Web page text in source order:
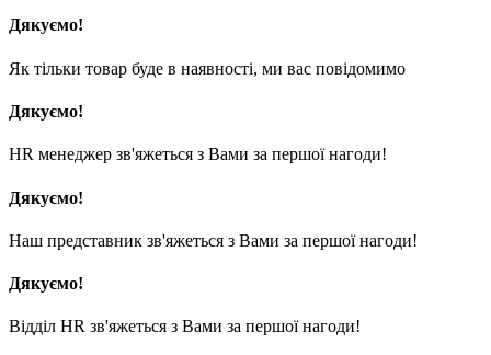
Дякуємо!
Як тільки товар буде в наявності, ми вас повідомимо
Дякуємо!
HR менеджер зв'яжеться з Вами за першої нагоди!
Дякуємо!
Наш представник зв'яжеться з Вами за першої нагоди!
Дякуємо!
Відділ HR зв'яжеться з Вами за першої нагоди!